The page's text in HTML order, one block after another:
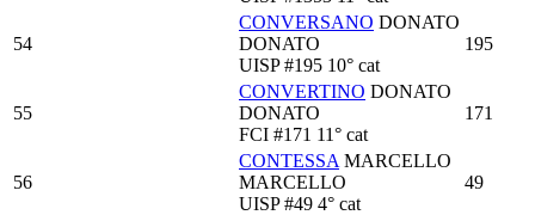
54
CONVERSANO DONATO
DONATO
UISP #195 10° cat
195
55
CONVERTINO DONATO
DONATO
FCI #171 11° cat
171
56
CONTESSA MARCELLO
MARCELLO
UISP #49 4° cat
49